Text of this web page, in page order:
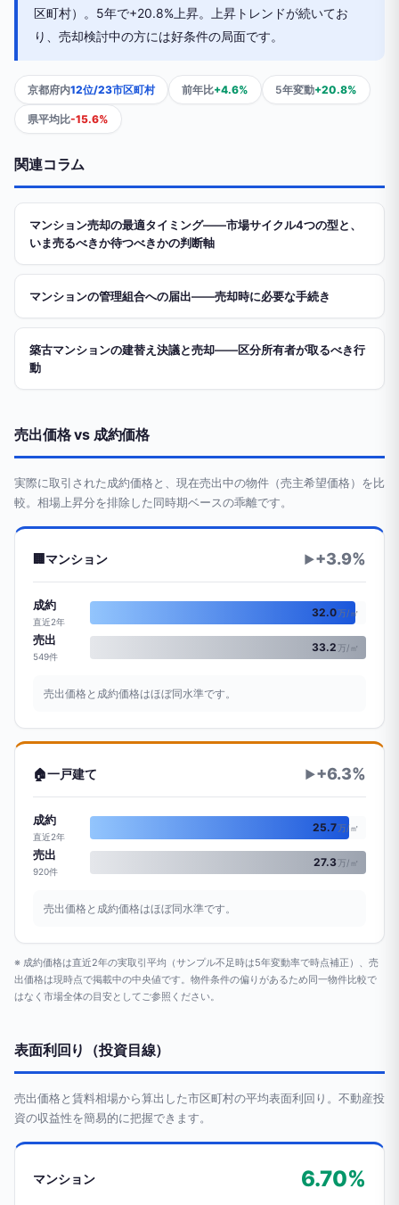
区町村）。5年で+20.8%上昇。上昇トレンドが続いてお
り、売却検討中の方には好条件の局面です。
京都府内12位/23市区町村 前年比+4.6% 5年変動+20.8%
県平均比-15.6%
関連コラム
マンション売却の最適タイミング——市場サイクル4つの型と、
いま売るべきか待つべきかの判断軸
マンションの管理組合への届出——売却時に必要な手続き
築古マンションの建替え決議と売却——区分所有者が取るべき行
動
売出価格 vs 成約価格
実際に取引された成約価格と、現在売出中の物件（売主希望価格）を比
較。相場上昇分を排除した同時期ベースの乖離です。
マンション ▶+3.9%
成約
直近2年
32.0万/㎡
売出
549件
33.2万/㎡
売出価格と成約価格はほぼ同水準です。
🏠一戸建て ▶+6.3%
成約
直近2年
25.7万/㎡
売出
920件
27.3万/㎡
売出価格と成約価格はほぼ同水準です。
※ 成約価格は直近2年の実取引平均（サンプル不足時は5年変動率で時点補正）、売
出価格は現時点で掲載中の中央値です。物件条件の偏りがあるため同一物件比較で
はなく市場全体の目安としてご参照ください。
表面利回り（投資目線）
売出価格と賃料相場から算出した市区町村の平均表面利回り。不動産投
資の収益性を簡易的に把握できます。
マンション 6.70%